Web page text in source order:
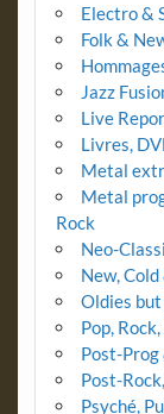
Electro &
Folk &
Jazz
Live
Livres,
Metal
Metal
Rock
Neo-
New,
Oldies
Pop,
Post-
Post-
Psyché,